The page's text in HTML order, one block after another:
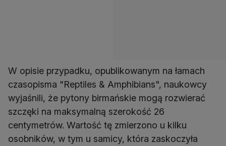
W opisie przypadku, opublikowanym na łamach
czasopisma "Reptiles & Amphibians", naukowcy
wyjaśnili, że pytony birmańskie mogą rozwierać
szczęki na maksymalną szerokość 26
centymetrów. Wartość tę zmierzono u kilku
osobników, w tym u samicy, która zaskoczyła